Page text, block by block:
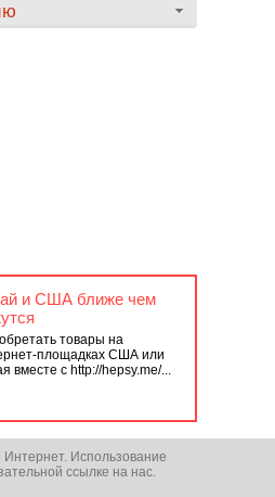
и США ближе чем
товары на
площадках США или
вместе с http://hepsy.me/...
Использование
ссылке на нас.